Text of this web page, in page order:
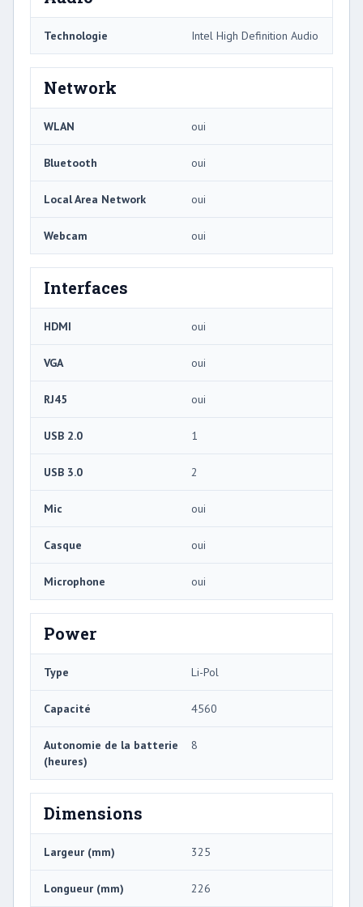
Technologie Intel High Definition Audio
Network
WLAN oui
Bluetooth oui
Local Area Network oui
Webcam oui
Interfaces
HDMI oui
VGA oui
RJ45 oui
USB 2.0 1
USB 3.0 2
Mic oui
Casque oui
Microphone oui
Power
Type Li-Pol
Capacité 4560
Autonomie de la batterie
(heures)
8
Dimensions
Largeur (mm) 325
Longueur (mm) 226